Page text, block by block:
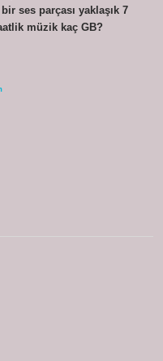
ses parçası yaklaşık 7
müzik kaç GB?